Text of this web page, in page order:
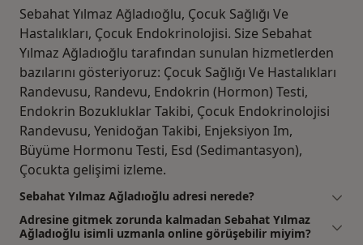
Sebahat Yılmaz Ağladıoğlu, Çocuk Sağlığı Ve
Hastalıkları, Çocuk Endokrinolojisi. Size Sebahat
Yılmaz Ağladıoğlu tarafından sunulan hizmetlerden
bazılarını gösteriyoruz: Çocuk Sağlığı Ve Hastalıkları
Randevusu, Randevu, Endokrin (Hormon) Testi,
Endokrin Bozukluklar Takibi, Çocuk Endokrinolojisi
Randevusu, Yenidoğan Takibi, Enjeksiyon Im,
Büyüme Hormonu Testi, Esd (Sedimantasyon),
Çocukta gelişimi izleme.
Sebahat Yılmaz Ağladıoğlu adresi nerede?
Adresine gitmek zorunda kalmadan Sebahat Yılmaz
Ağladıoğlu isimli uzmanla online görüşebilir miyim?